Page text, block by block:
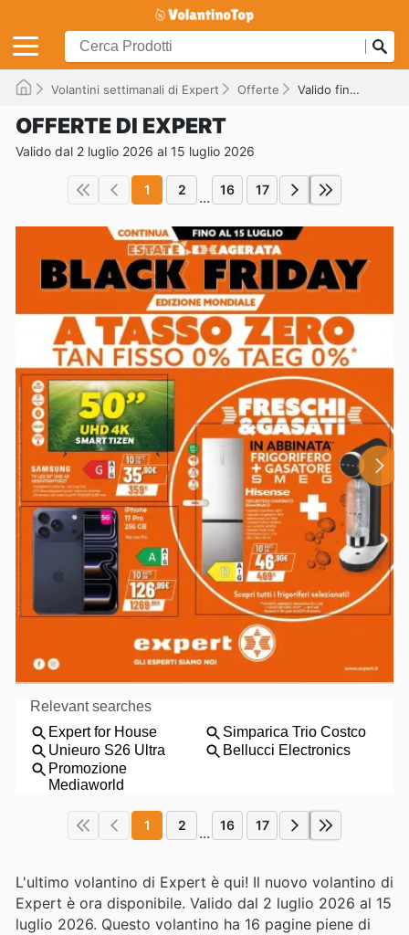
Volantini settimanali di Expert Offerte Valido fino al 15/07/2026
OFFERTE DI EXPERT
Valido dal 2 luglio 2026 al 15 luglio 2026
1 2 ... 16 17
1 2 ... 16 17
L'ultimo volantino di Expert è qui! Il nuovo volantino di
Expert è ora disponibile. Valido dal 2 luglio 2026 al 15
luglio 2026. Questo volantino ha 16 pagine piene di